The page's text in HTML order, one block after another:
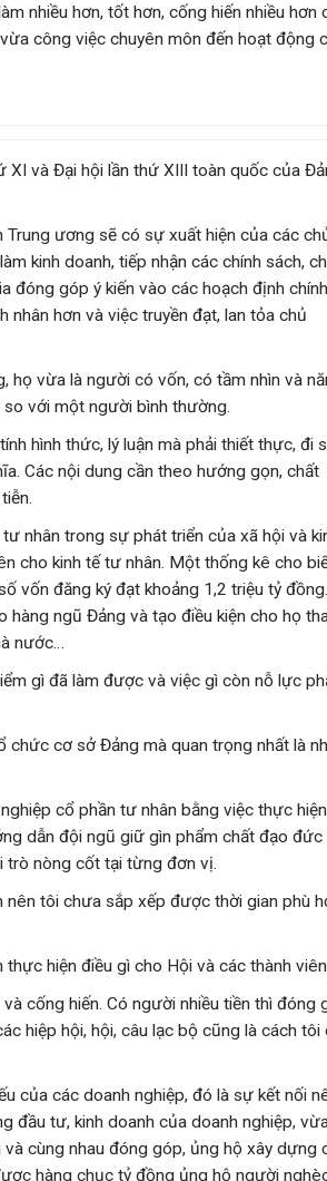
nhiều hơn, tốt hơn, cống hiến nhiều hơn
công việc chuyên môn đến hoạt động
và Đại hội lần thứ XIII toàn quốc của
ương sẽ có sự xuất hiện của các
kinh doanh, tiếp nhận các chính sách,
đóng góp ý kiến vào các hoạch định chính
hơn và việc truyền đạt, lan tỏa chủ
họ vừa là người có vốn, có tầm nhìn và
với một người bình thường.
hình thức, lý luận mà phải thiết thực, đi
Các nội dung cần theo hướng gọn, chất
nhân trong sự phát triển của xã hội và
cho kinh tế tư nhân. Một thống kê cho
vốn đăng ký đạt khoảng 1,2 triệu tỷ
hàng ngũ Đảng và tạo điều kiện cho họ
nước…
gì đã làm được và việc gì còn nỗ lực
cơ sở Đảng mà quan trọng nhất là
cổ phần tư nhân bằng việc thực
dẫn đội ngũ giữ gìn phẩm chất đạo đức
trò nòng cốt tại từng đơn vị.
nên tôi chưa sắp xếp được thời gian phù
hiện điều gì cho Hội và các thành
cống hiến. Có người nhiều tiền thì đóng
hiệp hội, hội, câu lạc bộ cũng là cách tôi
của các doanh nghiệp, đó là sự kết nối
đầu tư, kinh doanh của doanh nghiệp,
cùng nhau đóng góp, ủng hộ xây dựng
hàng chục tỷ đồng ủng hộ người